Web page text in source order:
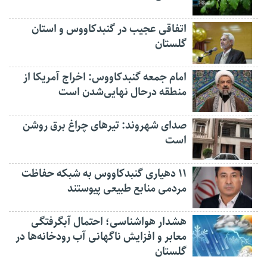
اتفاقی عجیب در‌ گنبدکاووس و استان
گلستان
امام جمعه گنبدکاووس: اخراج آمریکا از
منطقه درحال نهایی‌شدن است
صدای شهروند: تیرهای چراغ برق روشن
است
۱۱ دهیاری گنبدکاووس به شبکه حفاظت
مردمی منابع طبیعی پیوستند
هشدار هواشناسی؛ احتمال آبگرفتگی
معابر و افزایش ناگهانی آب رودخانه‌ها در
گلستان